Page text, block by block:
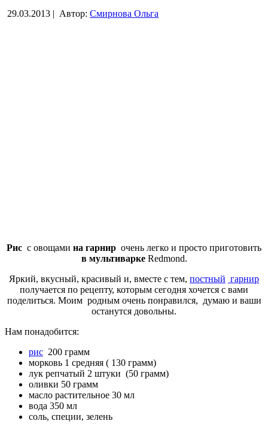
29.03.2013 | Автор: Смирнова Ольга
Рис с овощами на гарнир очень легко и просто приготовить
в мультиварке Redmond.
Яркий, вкусный, красивый и, вместе с тем, постный гарнир
получается по рецепту, которым сегодня хочется с вами
поделиться. Моим родным очень понравился, думаю и ваши
останутся довольны.
Нам понадобится:
рис 200 грамм
морковь 1 средняя ( 130 грамм)
лук репчатый 2 штуки (50 грамм)
оливки 50 грамм
масло растительное 30 мл
вода 350 мл
соль, специи, зелень